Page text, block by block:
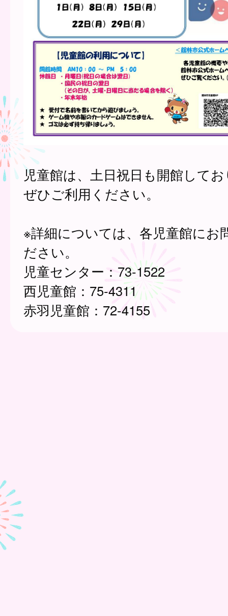
児童館は、土日祝日も開館して
ぜひご利用ください。
※詳細については、各児童館にお
ださい。
児童センター：73-1522
西児童館：75-4311
赤羽児童館：72-4155